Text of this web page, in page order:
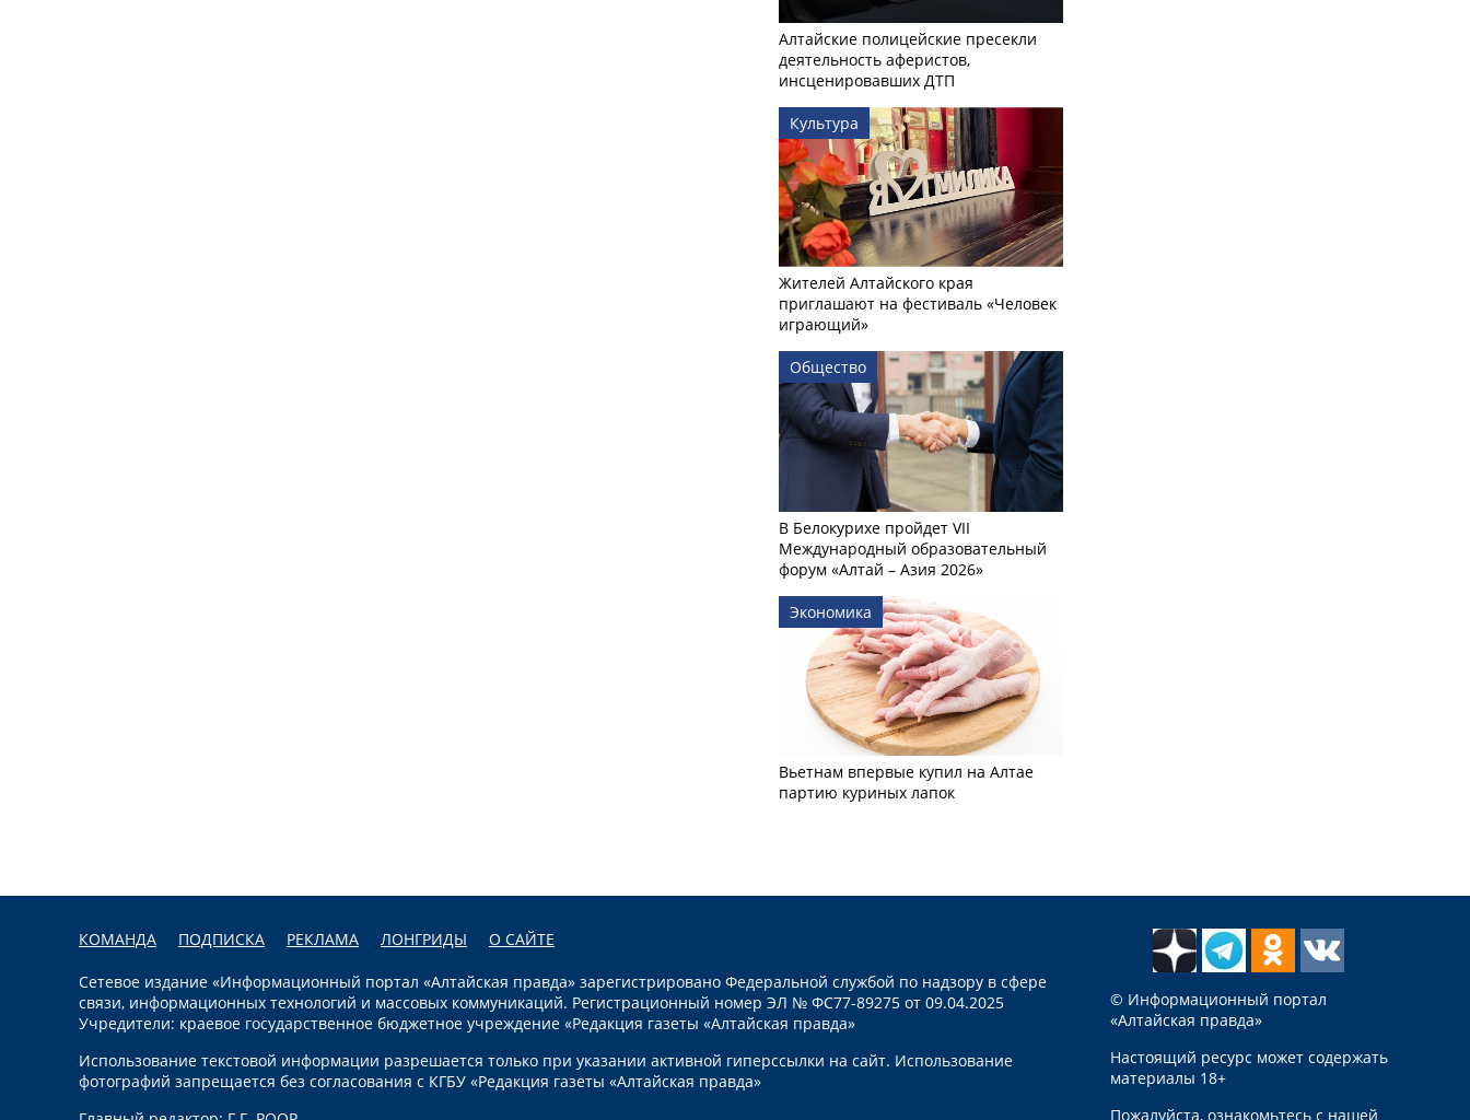
Алтайские полицейские пресекли
деятельность аферистов,
инсценировавших ДТП
Культура
Жителей Алтайского края
приглашают на фестиваль «Человек
играющий»
Общество
В Белокурихе пройдет VII
Международный образовательный
форум «Алтай – Азия 2026»
Экономика
Вьетнам впервые купил на Алтае
партию куриных лапок
КОМАНДА ПОДПИСКА РЕКЛАМА ЛОНГРИДЫ О САЙТЕ
Сетевое издание «Информационный портал «Алтайская правда» зарегистрировано Федеральной службой по надзору в сфере
связи, информационных технологий и массовых коммуникаций. Регистрационный номер ЭЛ № ФС77-89275 от 09.04.2025
Учредители: краевое государственное бюджетное учреждение «Редакция газеты «Алтайская правда»
Использование текстовой информации разрешается только при указании активной гиперссылки на сайт. Использование
фотографий запрещается без согласования с КГБУ «Редакция газеты «Алтайская правда»
© Информационный портал
«Алтайская правда»
Настоящий ресурс может содержать
материалы 18+
Пожалуйста, ознакомьтесь с нашей